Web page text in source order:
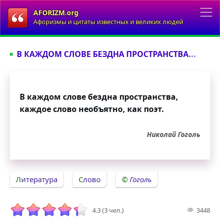
AFORIZM.org
Афоризмы и цитаты известных и великих людей
В КАЖДОМ СЛОВЕ БЕЗДНА ПРОСТРАНСТВА...
В каждом слове бездна пространства,
каждое слово необъятно, как поэт.
Николай Гоголь
Литература Слово Гоголь
4.3 (3 чел.) 3448